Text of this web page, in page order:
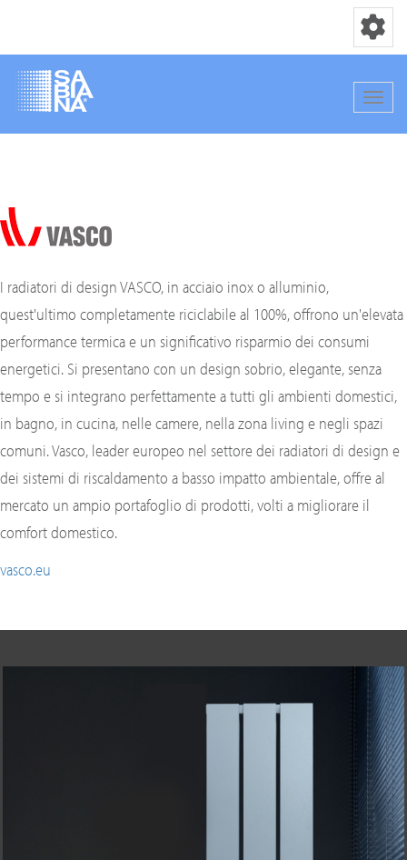
I radiatori di design VASCO, in acciaio inox o alluminio,
quest'ultimo completamente riciclabile al 100%, offrono un'elevata
performance termica e un significativo risparmio dei consumi
energetici. Si presentano con un design sobrio, elegante, senza
tempo e si integrano perfettamente a tutti gli ambienti domestici,
in bagno, in cucina, nelle camere, nella zona living e negli spazi
comuni. Vasco, leader europeo nel settore dei radiatori di design e
dei sistemi di riscaldamento a basso impatto ambientale, offre al
mercato un ampio portafoglio di prodotti, volti a migliorare il
comfort domestico.
vasco.eu